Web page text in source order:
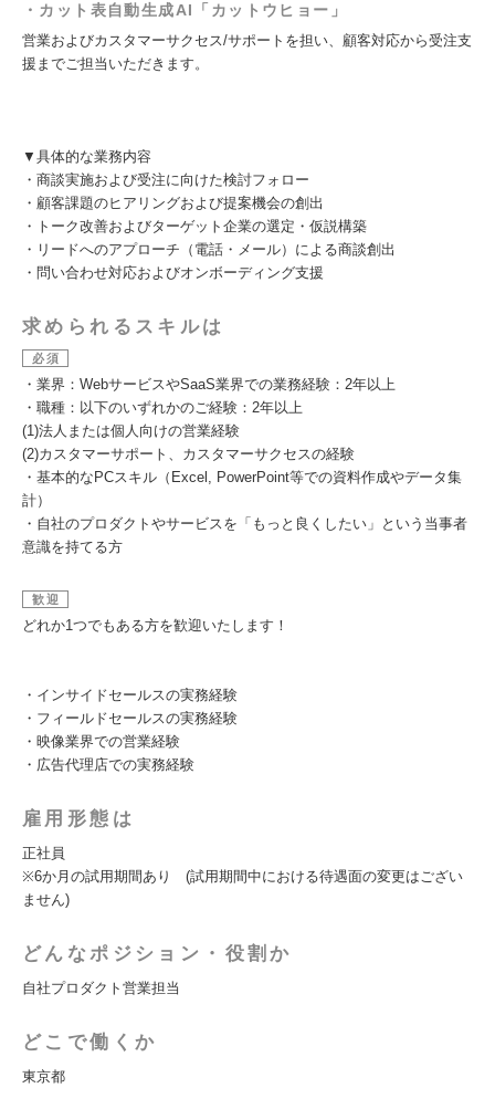
・カット表自動生成AI「カットウヒョー」
営業およびカスタマーサクセス/サポートを担い、顧客対応から受注支
援までご担当いただきます。
▼具体的な業務内容
・商談実施および受注に向けた検討フォロー
・顧客課題のヒアリングおよび提案機会の創出
・トーク改善およびターゲット企業の選定・仮説構築
・リードへのアプローチ（電話・メール）による商談創出
・問い合わせ対応およびオンボーディング支援
求められるスキルは
必須
・業界：WebサービスやSaaS業界での業務経験：2年以上
・職種：以下のいずれかのご経験：2年以上
(1)法人または個人向けの営業経験
(2)カスタマーサポート、カスタマーサクセスの経験
・基本的なPCスキル（Excel, PowerPoint等での資料作成やデータ集
計）
・自社のプロダクトやサービスを「もっと良くしたい」という当事者
意識を持てる方
歓迎
どれか1つでもある方を歓迎いたします！
・インサイドセールスの実務経験
・フィールドセールスの実務経験
・映像業界での営業経験
・広告代理店での実務経験
雇用形態は
正社員
※6か月の試用期間あり (試用期間中における待遇面の変更はござい
ません)
どんなポジション・役割か
自社プロダクト営業担当
どこで働くか
東京都